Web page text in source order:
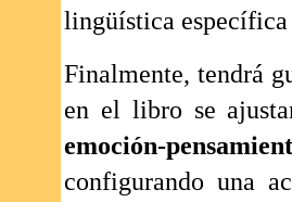
lingüística
Finalmente, tendrá
en el libro se
emoción-
configurando una